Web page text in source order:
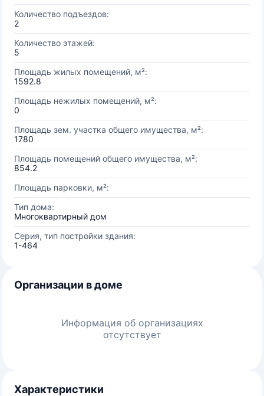
Количество подъездов:
2
Количество этажей:
5
Площадь жилых помещений, м²:
1592.8
Площадь нежилых помещений, м²:
0
Площадь зем. участка общего имущества, м²:
1780
Площадь помещений общего имущества, м²:
854.2
Площадь парковки, м²:
Тип дома:
Многоквартирный дом
Серия, тип постройки здания:
1-464
Организации в доме
Информация об организациях
отсутствует
Характеристики